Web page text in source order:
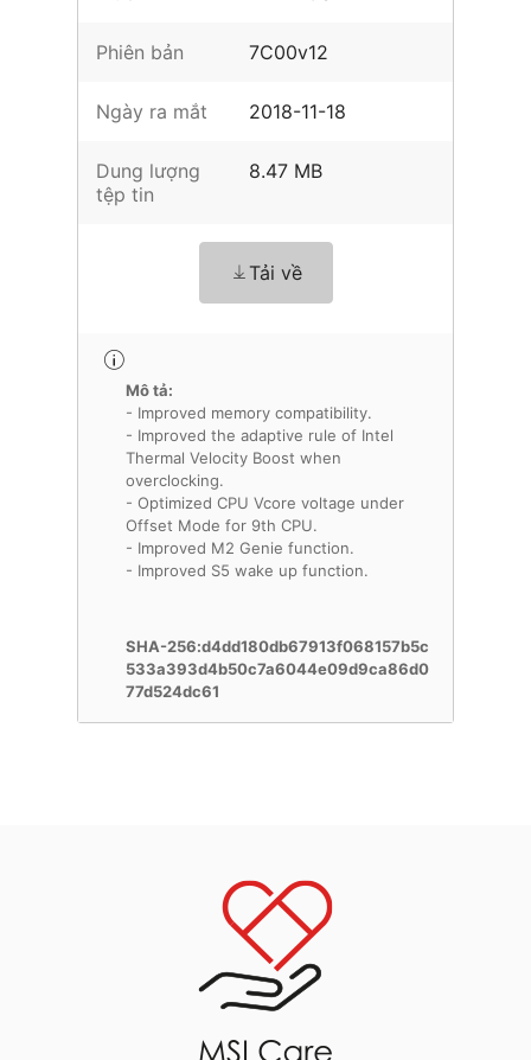
Phiên bản 7C00v12
Ngày ra mắt 2018-11-18
Dung lượng
tệp tin
8.47 MB
Tải về
Mô tả:
- Improved memory compatibility.
- Improved the adaptive rule of Intel
Thermal Velocity Boost when
overclocking.
- Optimized CPU Vcore voltage under
Offset Mode for 9th CPU.
- Improved M2 Genie function.
- Improved S5 wake up function.
SHA-256:d4dd180db67913f068157b5c
533a393d4b50c7a6044e09d9ca86d0
77d524dc61